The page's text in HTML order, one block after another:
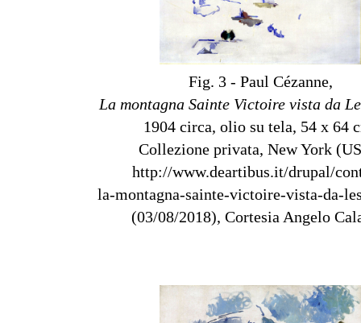
Fig. 3 - Paul Cézanne,
La montagna Sainte Victoire vista da
1904 circa, olio su tela, 54 x 64
Collezione privata, New York
http://www.deartibus.it/drupal/
la-montagna-sainte-victoire-vista-da-
(03/08/2018), Cortesia Angelo